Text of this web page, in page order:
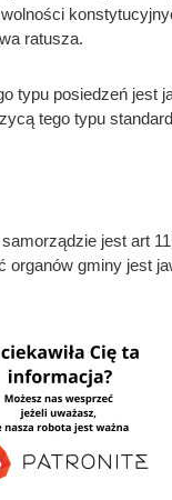
ratusza.
typu posiedzeń jest
tego typu
jest art
organów gminy jest